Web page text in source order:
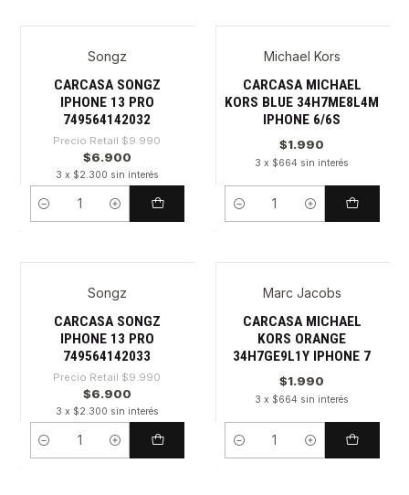
Songz
CARCASA SONGZ
IPHONE 13 PRO
749564142032
Precio Retail $9.990
$6.900
3 x $2.300 sin interés
Cantidad
Michael Kors
CARCASA MICHAEL
KORS BLUE 34H7ME8L4M
IPHONE 6/6S
$1.990
3 x $664 sin interés
Cantidad
Songz
CARCASA SONGZ
IPHONE 13 PRO
749564142033
Precio Retail $9.990
$6.900
3 x $2.300 sin interés
Cantidad
Marc Jacobs
CARCASA MICHAEL
KORS ORANGE
34H7GE9L1Y IPHONE 7
$1.990
3 x $664 sin interés
Cantidad